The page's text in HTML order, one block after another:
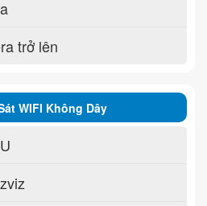
trở lên
WIFI Không Dây